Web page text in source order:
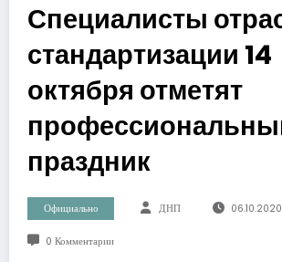
Специалисты
стандартизации 14
октября отметят
праздник
Официально ДНП 06.10.2020
0 Комментарии